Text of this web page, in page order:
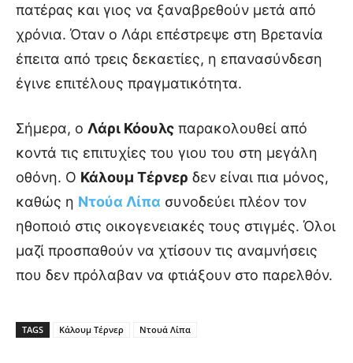
πατέρας και γιος να ξαναβρεθούν μετά από
χρόνια. Όταν ο Λάρι επέστρεψε στη Βρετανία
έπειτα από τρεις δεκαετίες, η επανασύνδεση
έγινε επιτέλους πραγματικότητα.
Σήμερα, ο Λάρι Κόουλς παρακολουθεί από
κοντά τις επιτυχίες του γιου του στη μεγάλη
οθόνη. Ο Κάλουμ Τέρνερ δεν είναι πια μόνος,
καθώς η Ντούα Λίπα συνοδεύει πλέον τον
ηθοποιό στις οικογενειακές τους στιγμές. Όλοι
μαζί προσπαθούν να χτίσουν τις αναμνήσεις
που δεν πρόλαβαν να φτιάξουν στο παρελθόν.
TAGS Κάλουμ Τέρνερ Ντουά Λίπα